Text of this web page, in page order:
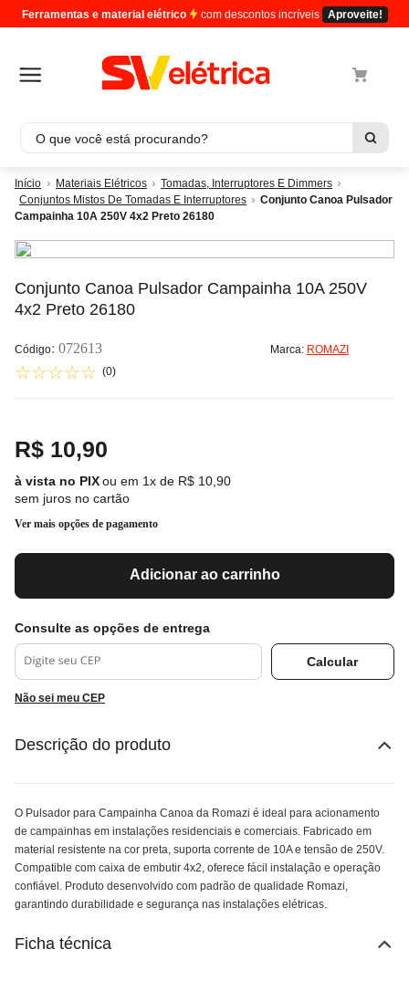
Ferramentas e material elétrico com descontos incríveis Aproveite!
O que você está procurando?
Materiais Elétricos
Tomadas, Interruptores E Dimmers
Conjuntos Mistos De Tomadas E Interruptores
Conjunto Canoa Pulsador
Campainha 10A 250V 4x2 Preto 26180
Conjunto Canoa Pulsador Campainha 10A 250V
4x2 Preto 26180
: 072613 Marca: ROMAZI
☆☆☆☆☆ (0)
R$ 10,90
ou em 1x de R$ 10 90
sem juros no cartão
Ver mais opções de pagamento
Adicionar ao carrinho
Não sei meu CEP
Descrição do produto
O Pulsador para Campainha Canoa da Romazi é ideal para acionamento
de campainhas em instalações residenciais e comerciais. Fabricado em
material resistente na cor preta, suporta corrente de 10A e tensão de 250V.
Compatible com caixa de embutir 4x2, oferece fácil instalação e operação
confiável. Produto desenvolvido com padrão de qualidade Romazi,
garantindo durabilidade e segurança nas instalações elétricas.
Ficha técnica
Termos mais buscados
1º cabo
2º luminaria
4º 4